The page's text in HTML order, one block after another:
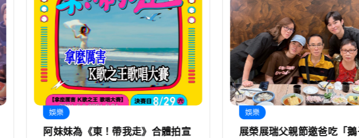
娛樂
展榮展瑞父親節邀爸吃「鵝子晚
娛樂
LCY 呂植宇飛倫敦拍MV出